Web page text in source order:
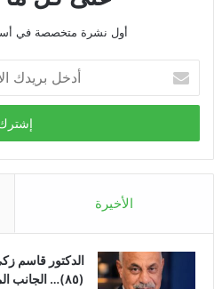
أول نشرة متخصصة في
بريدك
الإلكتروني
الأخيرة
الدكتور قاسم
(٨٥)… الجانب